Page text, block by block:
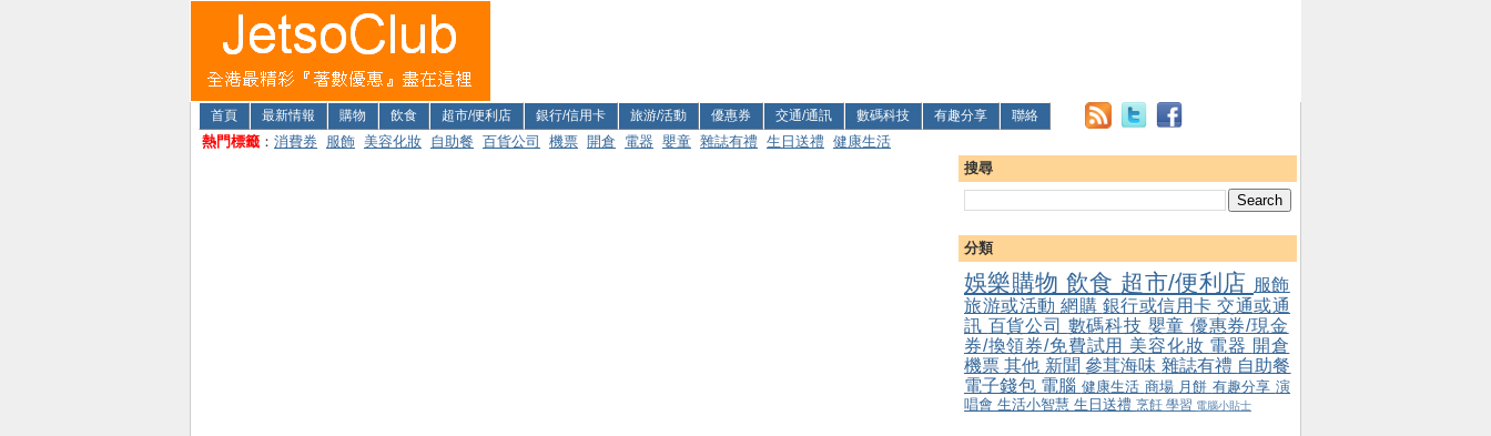
首頁 最新情報 購物 飲食 超市/便利店 銀行/信用卡 旅游/活動 優惠券 交通/通訊 數碼科技 有趣分享 聯絡
熱門標籤 ： 消費券 服飾 美容化妝 自助餐 百貨公司 機票 開倉 電器 嬰童 雜誌有禮 生日送禮 健康生活
搜尋
分類
娛樂購物 飲食 超市/便利店 服飾
旅游或活動 網購 銀行或信用卡 交通或通
訊 百貨公司 數碼科技 嬰童 優惠券/現金
券/換領券/免費試用 美容化妝 電器 開倉
機票其他 新聞參茸海味 雜誌有禮 自助餐
電子錢包 電腦 健康生活 商場 月餅 有趣分享 演
唱會 生活小智慧 生日送禮 烹飪 學習 電腦小貼士